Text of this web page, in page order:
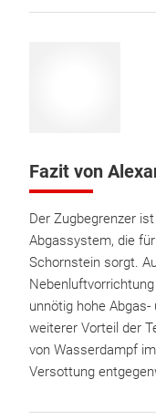
Fazit von
Der Zugbegrenzer
Abgassystem, die
Schornstein sorgt.
unnötig hohe
weiterer Vorteil der
von Wasserdampf
Versottung